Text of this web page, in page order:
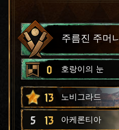
주름진 주머니
0 호랑이의 눈
13 노비그라드
5 13 아케론티아